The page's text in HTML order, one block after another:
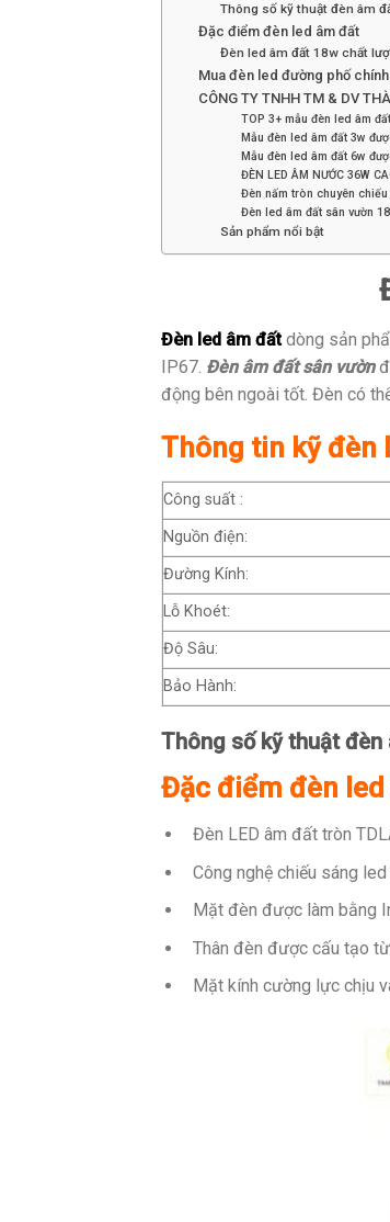
Thông số kỹ thuật đèn âm
Đặc điểm đèn led âm đất
Đèn led âm đất 18w chất
Mua đèn led đường phố
CÔNG TY TNHH TM & DV
TOP 3+ mẫu đèn led âm
Mẫu đèn led âm đất 3w
Mẫu đèn led âm đất 6w
ĐÈN LED ÂM NƯỚC 36W
Đèn nấm tròn chuyên
Đèn led âm đất sân vườn
Sản phẩm nổi bật
Đèn led âm đất dòng sản
IP67. Đèn âm đất sân vườn
động bên ngoài tốt. Đèn có
Thông tin kỹ đèn
Công suất :
Nguồn điện:
Đường Kính:
Lỗ Khoét:
Độ Sâu:
Bảo Hành:
Thông số kỹ thuật đèn
Đặc điểm đèn
Đèn LED âm đất tròn
Công nghệ chiếu sáng
Mặt đèn được làm bằng
Thân đèn được cấu tạo
Mặt kính cường lực chịu